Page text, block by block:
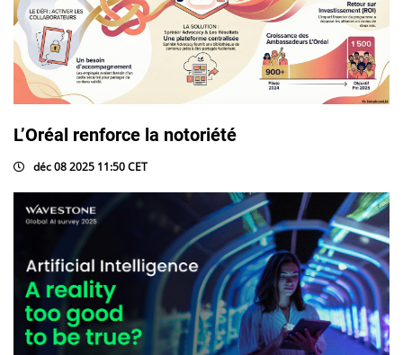
L’Oréal renforce la notoriété
déc 08 2025 11:50 CET